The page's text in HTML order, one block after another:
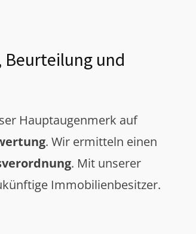
Beurteilung und
Hauptaugenmerk auf
. Wir ermitteln einen
. Mit unserer
Immobilienbesitzer.